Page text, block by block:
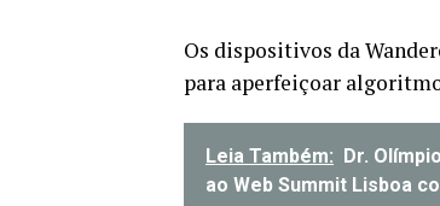
Os dispositivos da
para aperfeiçoar
Leia Também: Dr.
ao Web Summit Lisboa